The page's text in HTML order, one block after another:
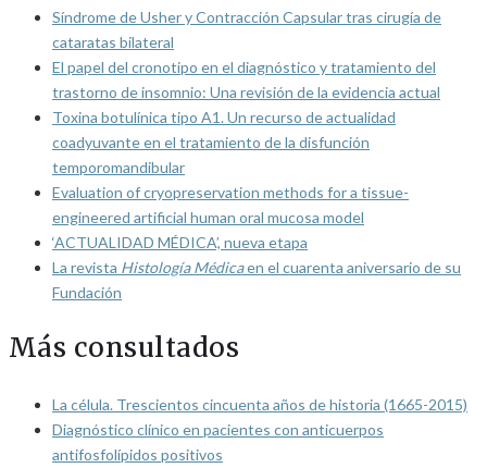
Síndrome de Usher y Contracción Capsular tras cirugía de
cataratas bilateral
El papel del cronotipo en el diagnóstico y tratamiento del
trastorno de insomnio: Una revisión de la evidencia actual
Toxina botulínica tipo A1. Un recurso de actualidad
coadyuvante en el tratamiento de la disfunción
temporomandibular
Evaluation of cryopreservation methods for a tissue-
engineered artificial human oral mucosa model
‘ACTUALIDAD MÉDICA’, nueva etapa
La revista Histología Médicaen el cuarenta aniversario de su
Fundación
Más consultados
La célula. Trescientos cincuenta años de historia (1665-2015)
Diagnóstico clínico en pacientes con anticuerpos
antifosfolípidos positivos